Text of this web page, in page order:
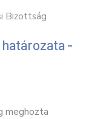
Bizottság
-
meghozta